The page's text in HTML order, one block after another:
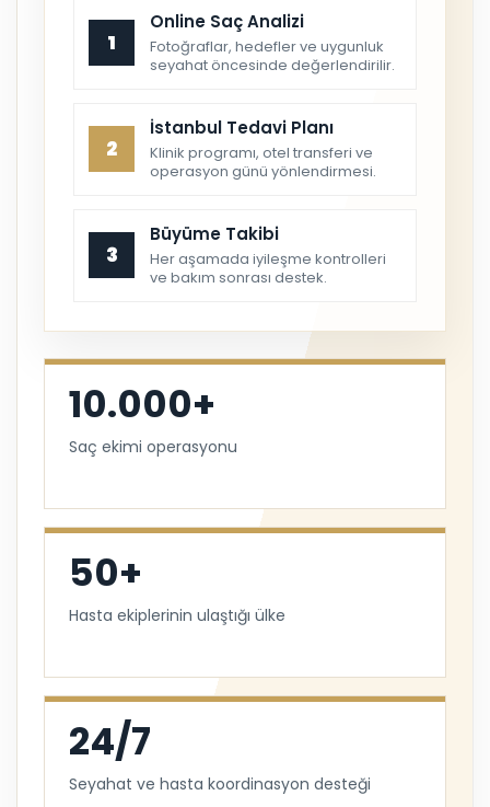
1
Online Saç Analizi
Fotoğraflar, hedefler ve uygunluk
seyahat öncesinde değerlendirilir.
2
İstanbul Tedavi Planı
Klinik programı, otel transferi ve
operasyon günü yönlendirmesi.
3
Büyüme Takibi
Her aşamada iyileşme kontrolleri
ve bakım sonrası destek.
10.000+
Saç ekimi operasyonu
50+
Hasta ekiplerinin ulaştığı ülke
24/7
Seyahat ve hasta koordinasyon desteği